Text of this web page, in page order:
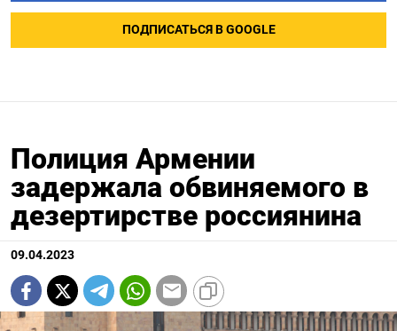
ПОДПИСАТЬСЯ В GOOGLE
Полиция Армении
задержала обвиняемого в
дезертирстве россиянина
09.04.2023